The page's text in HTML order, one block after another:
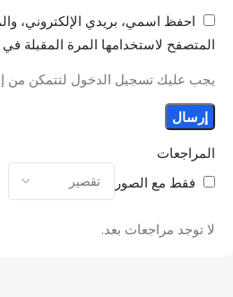
المراجعات
فقط مع الصور
لا توجد مراجعات بعد.
احفظ اسمي، بريدي الإلكتروني،
المتصفح لاستخدامها المرة المقبلة في
يجب عليك تسجيل الدخول لتتمكن من